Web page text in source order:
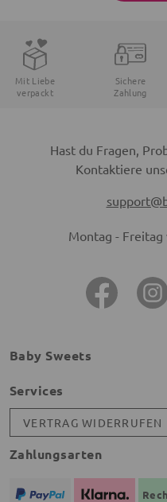
Mit Liebe
verpackt
Sichere
Zahlung
Hast du Fragen,
Kontaktiere
Montag - Freitag
Baby Sweets
Services
VERTRAG WIDERRUFEN
Zahlungsarten